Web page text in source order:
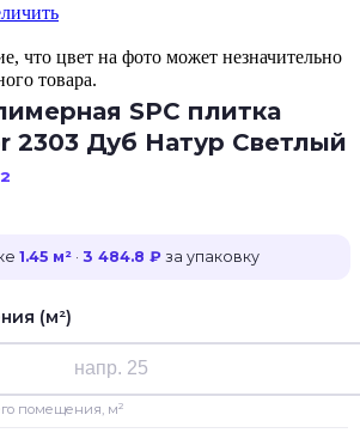
что цвет на фото может незначительно
товара.
SPC плитка
2303 Дуб Натур Светлый
1.45 м² · 3 484.8 ₽ за упаковку
(м²)
помещения, м²